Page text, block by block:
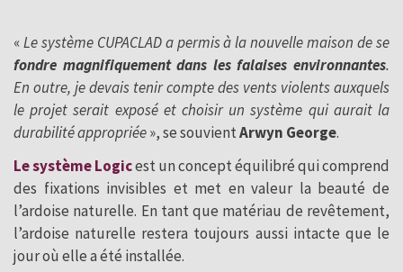
«Le système CUPACLAD a permis à la nouvelle maison de se
fondre magnifiquement dans les falaises environnantes.
En outre, je devais tenir compte des vents violents auxquels
le projet serait exposé et choisir un système qui aurait la
durabilité appropriée», se souvientArwyn George.
Le système Logicest un concept équilibré qui comprend
des fixations invisibles et met en valeur la beauté de
l’ardoise naturelle. En tant que matériau de revêtement,
l’ardoise naturelle restera toujours aussi intacte que le
jour où elle a été installée.